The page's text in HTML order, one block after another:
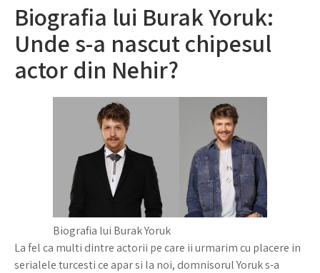
Biografia lui Burak Yoruk:
Unde s-a nascut chipesul
actor din Nehir?
Biografia lui Burak Yoruk
La fel ca multi dintre actorii pe care ii urmarim cu placere in
serialele turcesti ce apar si la noi, domnisorul Yoruk s-a